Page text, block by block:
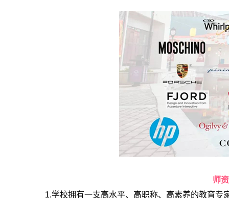
师
1.学校拥有一支高水平、高职称、高素养的教育专